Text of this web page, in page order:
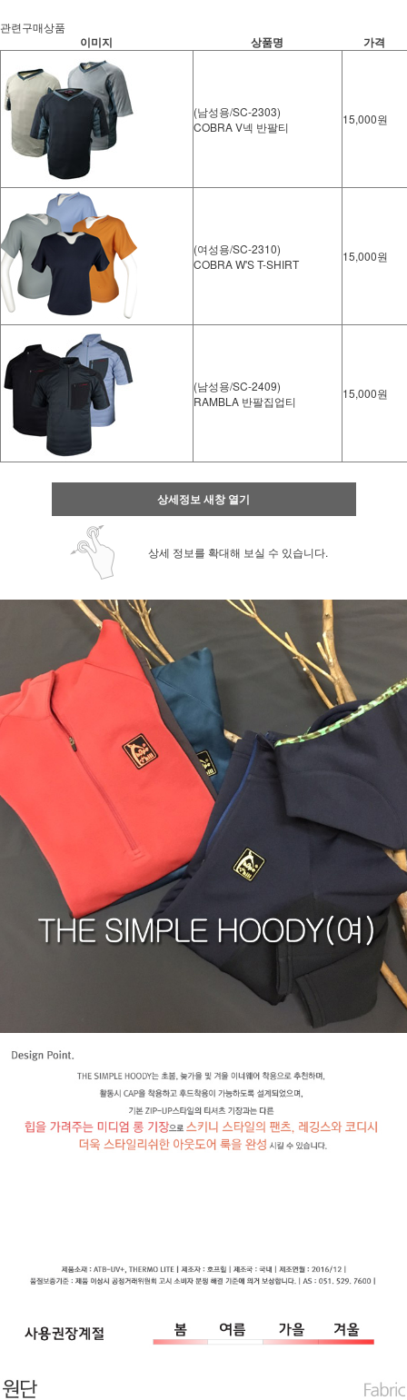
관련구매상품
이미지 상품명 가격
(남성용/SC-2303)
COBRA V넥 반팔티
15,000원
(여성용/SC-2310)
COBRA W'S T-SHIRT
15,000원
(남성용/SC-2409)
RAMBLA 반팔집업티
15,000원
상세정보 새창 열기
상세 정보를 확대해 보실 수 있습니다.